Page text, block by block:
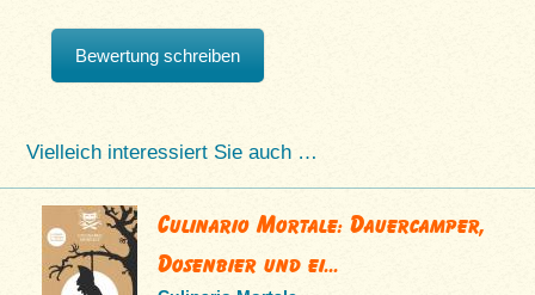
Bewertung schreiben
Vielleich interessiert Sie auch …
Culinario Mortale: Dauercamper,
Dosenbier und ei...